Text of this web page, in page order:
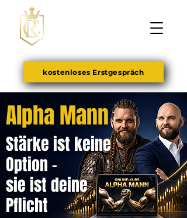
kostenloses Erstgespräch
Alpha Mann
Stärke ist keine
Option -
sie ist deine
Pflicht